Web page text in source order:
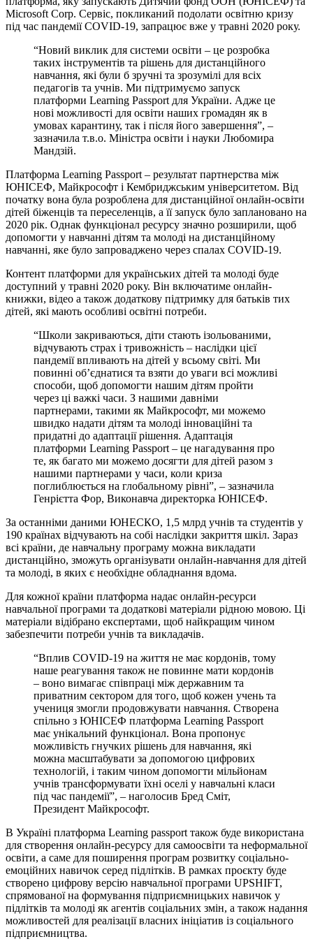
Microsoft Corp. Сервіс, покликаний подолати освітню кризу
під час пандемії COVID-19, запрацює вже у травні 2020 року.
“Новий виклик для системи освіти – це розробка
таких інструментів та рішень для дистанційного
навчання, які були б зручні та зрозумілі для всіх
педагогів та учнів. Ми підтримуємо запуск
платформи Learning Passport для України. Адже це
нові можливості для освіти наших громадян як в
умовах карантину, так і після його завершення”, –
зазначила т.в.о. Міністра освіти і науки Любомира
Мандзій.
Платформа Learning Passport – результат партнерства між
ЮНІСЕФ, Майкрософт і Кембриджським університетом. Від
початку вона була розроблена для дистанційної онлайн-освіти
дітей біженців та переселенців, а її запуск було заплановано на
2020 рік. Однак функціонал ресурсу значно розширили, щоб
допомогти у навчанні дітям та молоді на дистанційному
навчанні, яке було запроваджено через спалах COVID-19.
Контент платформи для українських дітей та молоді буде
доступний у травні 2020 року. Він включатиме онлайн-
книжки, відео а також додаткову підтримку для батьків тих
дітей, які мають особливі освітні потреби.
“Школи закриваються, діти стають ізольованими,
відчувають страх і тривожність – наслідки цієї
пандемії впливають на дітей у всьому світі. Ми
повинні об’єднатися та взяти до уваги всі можливі
способи, щоб допомогти нашим дітям пройти
через ці важкі часи. З нашими давніми
партнерами, такими як Майкрософт, ми можемо
швидко надати дітям та молоді інноваційні та
придатні до адаптації рішення. Адаптація
платформи Learning Passport – це нагадування про
те, як багато ми можемо досягти для дітей разом з
нашими партнерами у часи, коли криза
поглиблюється на глобальному рівні”, – зазначила
Генрієтта Фор, Виконавча директорка ЮНІСЕФ.
За останніми даними ЮНЕСКО, 1,5 млрд учнів та студентів у
190 країнах відчувають на собі наслідки закриття шкіл. Зараз
всі країни, де навчальну програму можна викладати
дистанційно, зможуть організувати онлайн-навчання для дітей
та молоді, в яких є необхідне обладнання вдома.
Для кожної країни платформа надає онлайн-ресурси
навчальної програми та додаткові матеріали рідною мовою. Ці
матеріали відібрано експертами, щоб найкращим чином
забезпечити потреби учнів та викладачів.
“Вплив COVID-19 на життя не має кордонів, тому
наше реагування також не повинне мати кордонів
– воно вимагає співпраці між державним та
приватним сектором для того, щоб кожен учень та
учениця змогли продовжувати навчання. Створена
спільно з ЮНІСЕФ платформа Learning Passport
має унікальний функціонал. Вона пропонує
можливість гнучких рішень для навчання, які
можна масштабувати за допомогою цифрових
технологій, і таким чином допомогти мільйонам
учнів трансформувати їхні оселі у навчальні класи
під час пандемії”, – наголосив Бред Сміт,
Президент Майкрософт.
В Україні платформа Learning passport також буде використана
для створення онлайн-ресурсу для самоосвіти та неформальної
освіти, а саме для поширення програм розвитку соціально-
емоційних навичок серед підлітків. В рамках проєкту буде
створено цифрову версію навчальної програми UPSHIFT,
спрямованої на формування підприємницьких навичок у
підлітків та молоді як агентів соціальних змін, а також надання
можливостей для реалізації власних ініціатив із соціального
підприємництва.